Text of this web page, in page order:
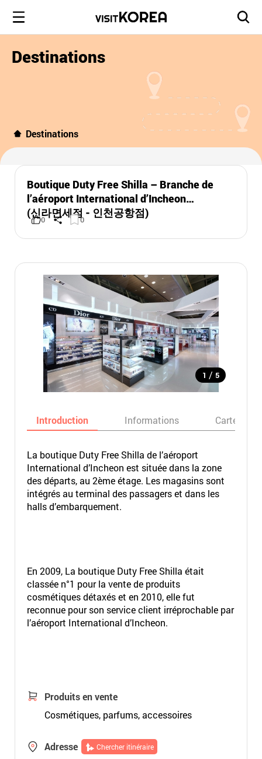
Destinations
Destinations
Boutique Duty Free Shilla – Branche de
l’aéroport International d’Incheon
(신라면세점 - 인천공항점)
0 0
1 / 5
Introduction Informations Carte
La boutique Duty Free Shilla de l’aéroport
International d’Incheon est située dans la zone
des départs, au 2ème étage. Les magasins sont
intégrés au terminal des passagers et dans les
halls d’embarquement.
En 2009, La boutique Duty Free Shilla était
classée n°1 pour la vente de produits
cosmétiques détaxés et en 2010, elle fut
reconnue pour son service client irréprochable par
l’aéroport International d’Incheon.
Produits en vente
Cosmétiques, parfums, accessoires
Adresse Chercher itinéraire